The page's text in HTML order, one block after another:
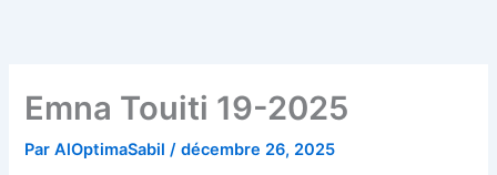
Emna Touiti 19-2025
ParAlOptimaSabil/décembre 26, 2025